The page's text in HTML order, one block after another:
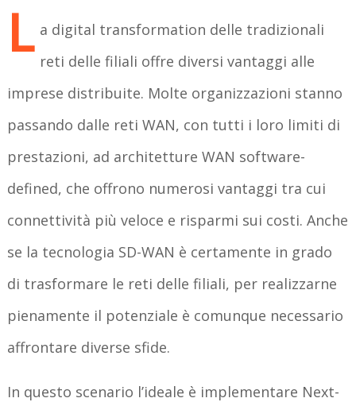
L a digital transformation delle tradizionali
reti delle filiali offre diversi vantaggi alle
imprese distribuite. Molte organizzazioni stanno
passando dalle reti WAN, con tutti i loro limiti di
prestazioni, ad architetture WAN software-
defined, che offrono numerosi vantaggi tra cui
connettività più veloce e risparmi sui costi. Anche
se la tecnologia SD-WAN è certamente in grado
di trasformare le reti delle filiali, per realizzarne
pienamente il potenziale è comunque necessario
affrontare diverse sfide.
In questo scenario l’ideale è implementare Next-